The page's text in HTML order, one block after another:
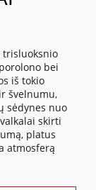
trisluoksnio
bei
iš tokio
švelnumu,
sėdynes nuo
skirti
platus
atmosferą